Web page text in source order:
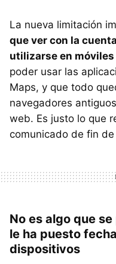
La nueva limitación
que ver con la
utilizarse en
poder usar las
Maps, y que todo
navegadores
web. Es justo lo que
comunicado de fin
No es algo que
le ha puesto
dispositivos